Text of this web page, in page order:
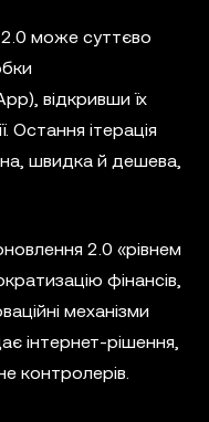
може суттєво
відкривши їх
Остання ітерація
швидка й дешева,
2.0 «рівнем
фінансів,
механізми
інтернет-рішення,
контролерів.